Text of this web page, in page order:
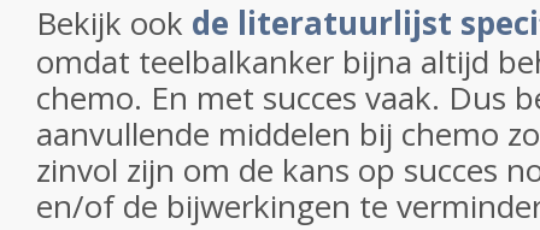
Bekijk ook de literatuurlijst
omdat teelbalkanker bijna altijd
chemo. En met succes vaak. Dus
aanvullende middelen bij chemo
zinvol zijn om de kans op succes
en/of de bijwerkingen te